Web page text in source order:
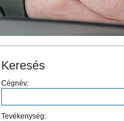
Keresés
Cégnév:
Tevékenység: